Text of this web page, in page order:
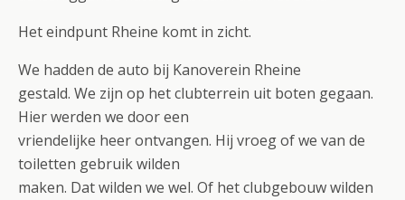
Het eindpunt Rheine komt in zicht.
We hadden de auto bij Kanoverein Rheine
gestald. We zijn op het clubterrein uit boten gegaan.
Hier werden we door een
vriendelijke heer ontvangen. Hij vroeg of we van de
toiletten gebruik wilden
maken. Dat wilden we wel. Of het clubgebouw wilden